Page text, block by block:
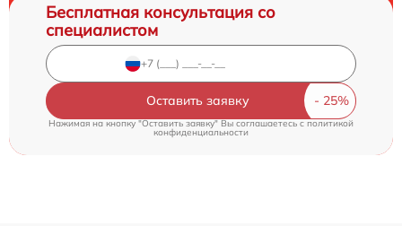
Бесплатная консультация со
специалистом
Оставить заявку
Нажимая на кнопку "Оставить заявку" Вы соглашаетесь cполитикой
конфиденциальности